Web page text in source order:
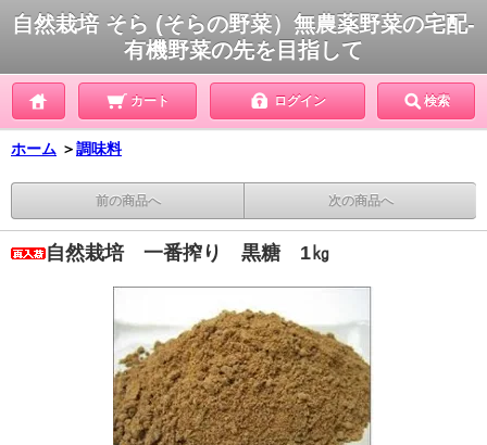
自然栽培 そら (そらの野菜）無農薬野菜の宅配-
有機野菜の先を目指して
カート ログイン 検索
ホーム ＞調味料
前の商品へ 次の商品へ
自然栽培 一番搾り 黒糖 1㎏